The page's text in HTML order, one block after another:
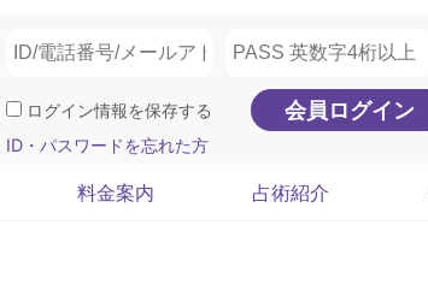
ログイン情報を保存する
ID・パスワードを忘れた方
料金案内 占術紹介